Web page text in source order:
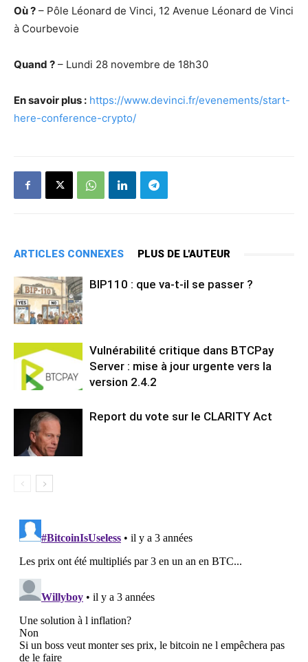
Où ? – Pôle Léonard de Vinci, 12 Avenue Léonard de Vinci
à Courbevoie
Quand ? – Lundi 28 novembre de 18h30
En savoir plus : https://www.devinci.fr/evenements/start-
here-conference-crypto/
ARTICLES CONNEXES PLUS DE L'AUTEUR
BIP110 : que va-t-il se passer ?
Vulnérabilité critique dans BTCPay
Server : mise à jour urgente vers la
version 2.4.2
Report du vote sur le CLARITY Act